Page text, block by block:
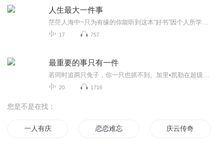
人生最大一件事
17 757
最重要的事只有一件
20 1716
您是不是在找：
一人有庆 恋恋难忘 庆云传奇